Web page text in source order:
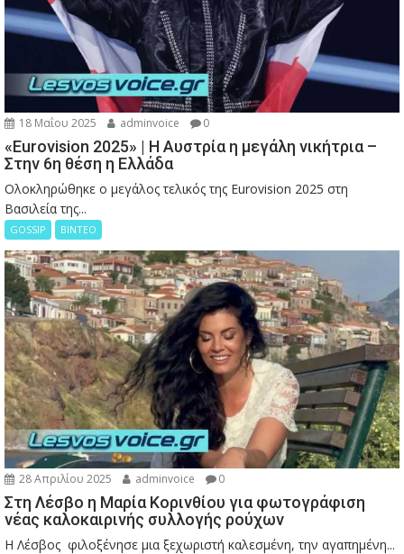
18 Μαΐου 2025 adminvoice 0
«Eurovision 2025» | Η Αυστρία η μεγάλη νικήτρια –
Στην 6η θέση η Ελλάδα
Ολοκληρώθηκε ο μεγάλος τελικός της Eurovision 2025 στη
Βασιλεία της...
GOSSIP ΒΙΝΤΕΟ
28 Απριλίου 2025 adminvoice 0
Στη Λέσβο η Μαρία Κορινθίου για φωτογράφιση
νέας καλοκαιρινής συλλογής ρούχων
Η Λέσβος φιλοξένησε μια ξεχωριστή καλεσμένη, την αγαπημένη...